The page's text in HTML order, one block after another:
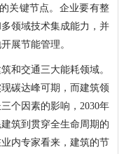
关键节点。企业要有整
领域技术集成能力，并
展节能管理。
交通三大能耗领域。
碳达峰可期，而建筑领
个因素的影响，2030年
筑到贯穿全生命周期的
内专家看来，建筑的节